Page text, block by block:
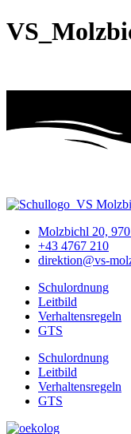
Molzbichl 20,
+43 4767 210
direktion@vs-
Schulordnung
Leitbild
Verhaltensregeln
GTS
Schulordnung
Leitbild
Verhaltensregeln
GTS